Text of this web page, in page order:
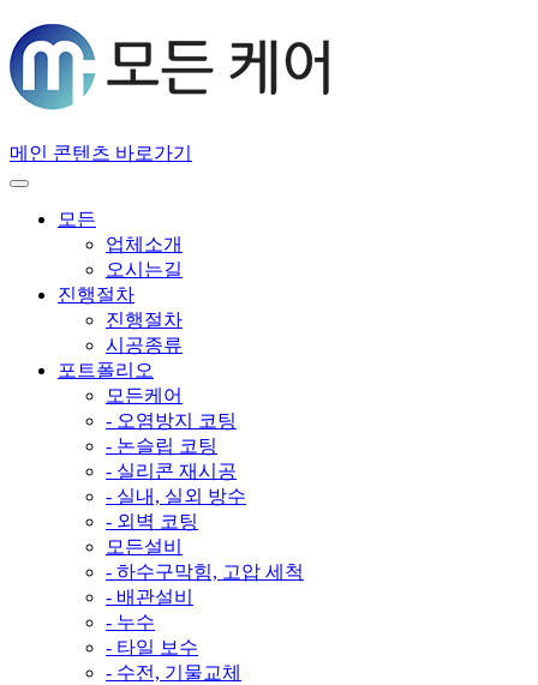
메인 콘텐츠 바로가기
모든
업체소개
오시는길
진행절차
진행절차
시공종류
포트폴리오
모든케어
- 오염방지 코팅
- 논슬립 코팅
- 실리콘 재시공
- 실내, 실외 방수
- 외벽 코팅
모든설비
- 하수구막힘, 고압 세척
- 배관설비
- 누수
- 타일 보수
- 수전, 기물교체